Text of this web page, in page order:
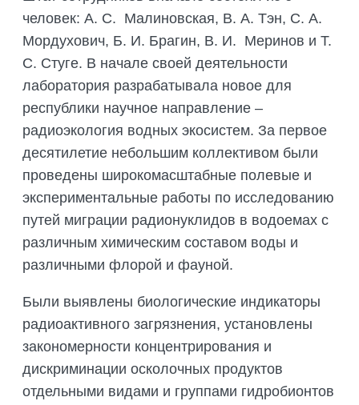
ОБОСНОВАНИЙ
ОРГАНИЗАЦИЯ ТРЕНИНГОВ И
СЕМИНАРОВ, ПОЛЕВЫХ ЭКСКУРСИЙ
ОРГАНИЗАЦИЯ ПОЛЕВЫХ ПРАКТИК,
СТАЖИРОВОК
СОВМЕСТНО С НАУЧНЫМ
ОБЩЕСТВОМ ТЕТИС
СЕЛЕВИНИЯ
SAIGA NEWS
человек: А. С. Малиновская, В. А. Тэн, С. А.
Мордухович, Б. И. Брагин, В. И. Меринов и Т.
С. Стуге. В начале своей деятельности
лаборатория разрабатывала новое для
республики научное направление –
радиоэкология водных экосистем. За первое
десятилетие небольшим коллективом были
проведены широкомасштабные полевые и
экспериментальные работы по исследованию
путей миграции радионуклидов в водоемах с
различным химическим составом воды и
различными флорой и фауной.
Были выявлены биологические индикаторы
радиоактивного загрязнения, установлены
закономерности концентрирования и
дискриминации осколочных продуктов
отдельными видами и группами гидробионтов